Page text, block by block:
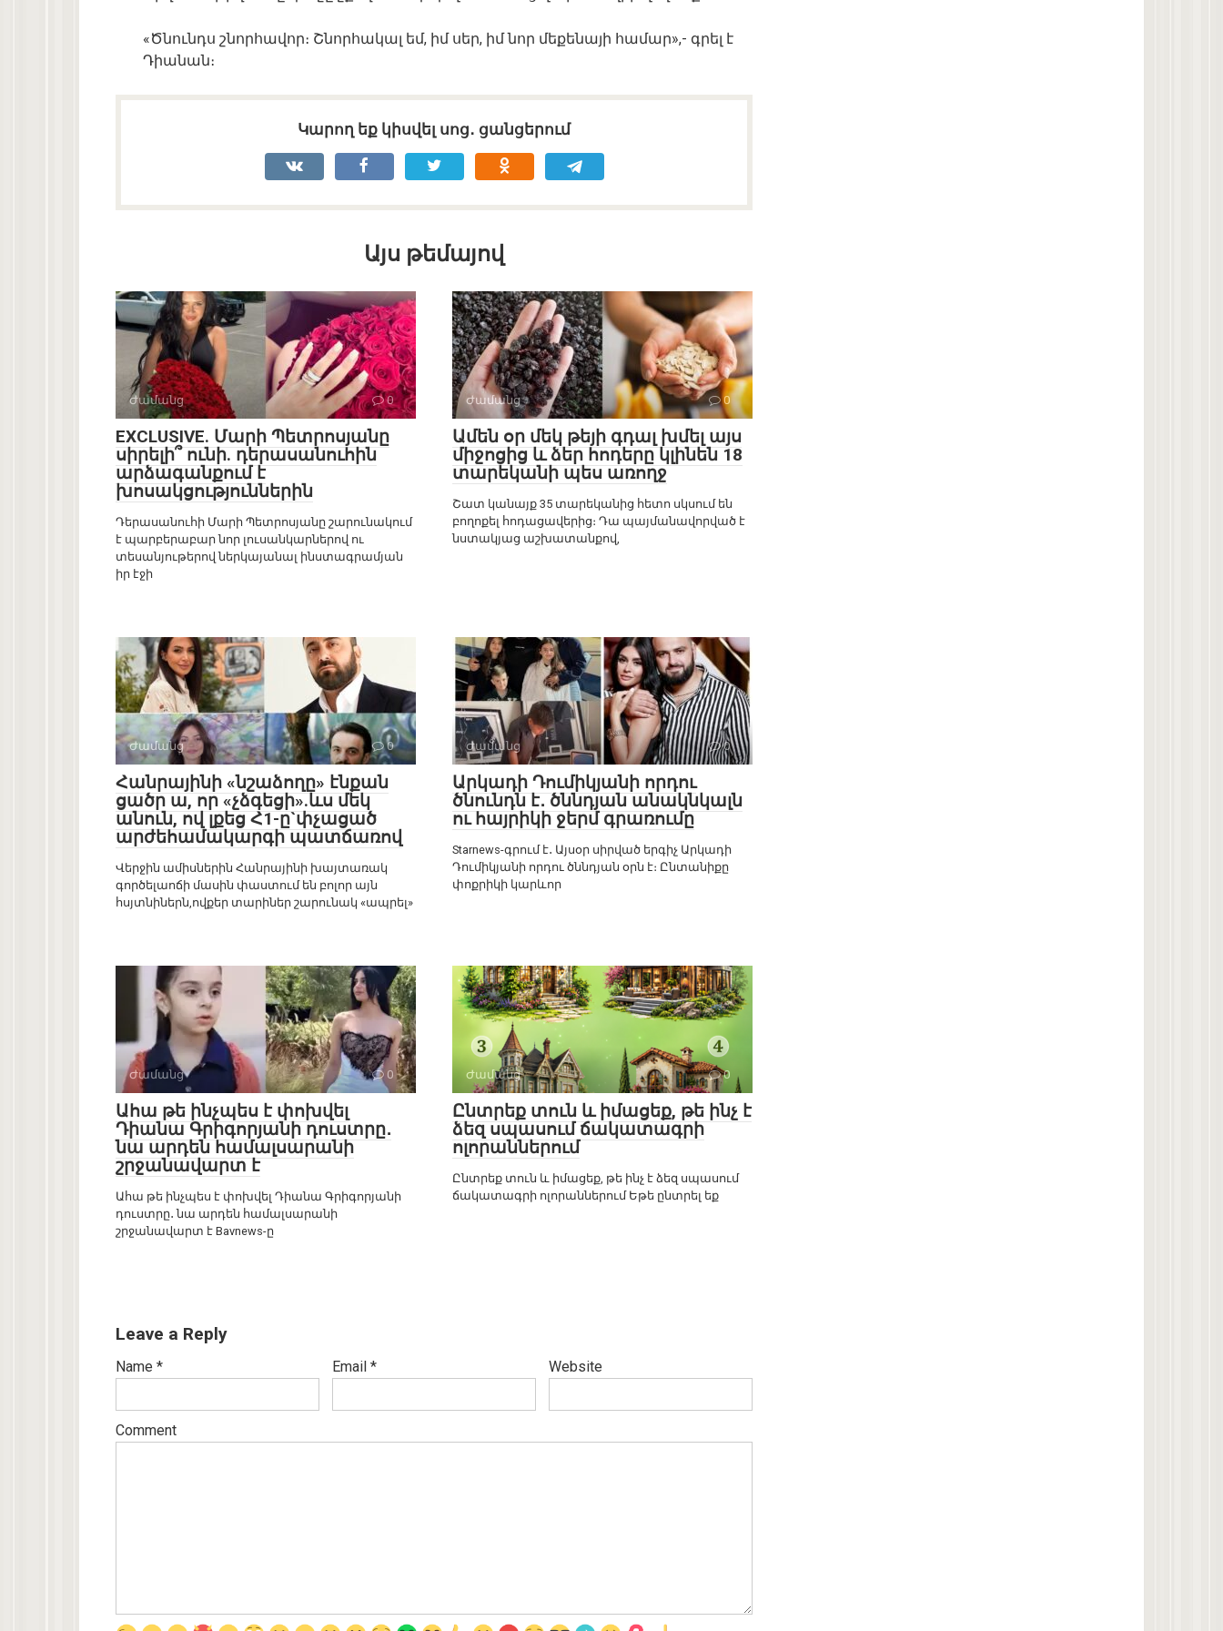
«Ծնունդս շնորհավոր։ Շնորհակալ եմ, իմ սեր, իմ նոր մեքենայի համար»,- գրել է
Դիանան։
Կարող եք կիսվել սոց․ ցանցերում
Այս թեմայով
Ժամանց 0
EXCLUSIVE. Մարի Պետրոսյանը
սիրելի՞ ունի. դերասանուհին
արձագանքում է
խոսակցություններին
Դերասանուհի Մարի Պետրոսյանը շարունակում
է պարբերաբար նոր լուսանկարներով ու
տեսանյութերով ներկայանալ ինստագրամյան
իր էջի
Ժամանց 0
Ամեն օր մեկ թեյի գդալ խմել այս
միջոցից և ձեր հոդերը կլինեն 18
տարեկանի պես առողջ
Շատ կանայք 35 տարեկանից հետո սկսում են
բողոքել հոդացավերից։ Դա պայմանավորված է
նստակյաց աշխատանքով,
Ժամանց 0
Հանրայինի «նշաձողը» էնքան
ցածր ա, որ «չձգեցի».ևս մեկ
անուն, ով լքեց Հ1-ը`փչացած
արժեհամակարգի պատճառով
Վերջին ամիսներին Հանրայինի խայտառակ
գործելաոճի մասին փաստում են բոլոր այն
հսյտնիներն,ովքեր տարիներ շարունակ «ապրել»
Ժամանց 0
Արկադի Դումիկյանի որդու
ծնունդն է․ ծննդյան անակնկալն
ու հայրիկի ջերմ գրառումը
Starnews-գրում է․ Այսօր սիրված երգիչ Արկադի
Դումիկյանի որդու ծննդյան օրն է։ Ընտանիքը
փոքրիկի կարևոր
Ժամանց 0
Ահա թե ինչպես է փոխվել
Դիանա Գրիգորյանի դուստրը․
նա արդեն համալսարանի
շրջանավարտ է
Ահա թե ինչպես է փոխվել Դիանա Գրիգորյանի
դուստրը․ նա արդեն համալսարանի
շրջանավարտ է Bavnews-ը
Ժամանց 0
Ընտրեք տուն և իմացեք, թե ինչ է
ձեզ սպասում ճակատագրի
ոլորաններում
Ընտրեք տուն և իմացեք, թե ինչ է ձեզ սպասում
ճակատագրի ոլորաններում Եթե ընտրել եք
Leave a Reply
Name * Email * Website
Comment